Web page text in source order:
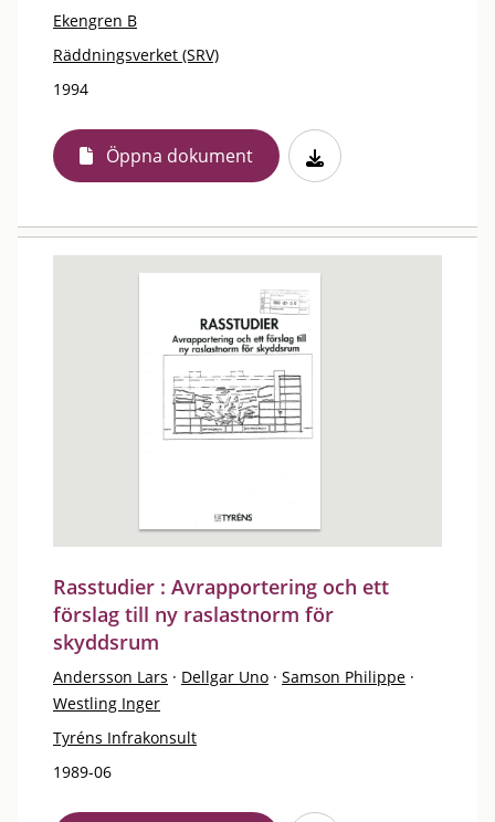
Ekengren B
Räddningsverket (SRV)
1994
Öppna dokument
Rasstudier : Avrapportering och ett
förslag till ny raslastnorm för
skyddsrum
Andersson Lars · Dellgar Uno · Samson Philippe ·
Westling Inger
Tyréns Infrakonsult
1989-06